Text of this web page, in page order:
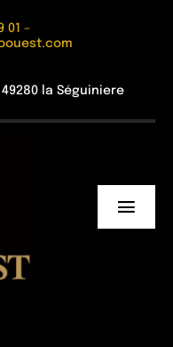
01 –
la Séguiniere